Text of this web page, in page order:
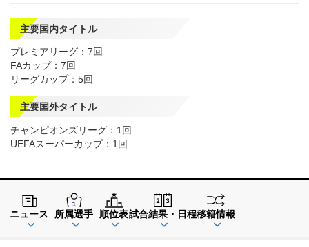
主要国内タイトル
プレミアリーグ：7回
FAカップ：7回
リーグカップ：5回
主要国外タイトル
チャンピオンズリーグ：1回
UEFAスーパーカップ：1回
ニュース 所属選手 順位表試合結果・日程移籍情報